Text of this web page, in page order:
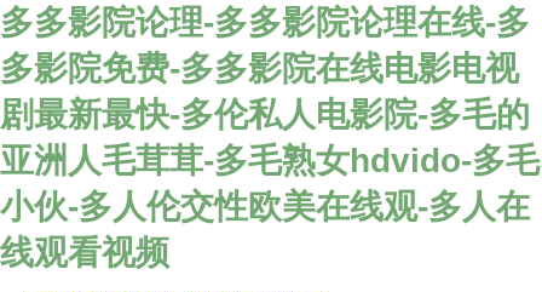
多多影院论理-多多影院论理在线-多
多影院免费-多多影院在线电影电视
剧最新最快-多伦私人电影院-多毛的
亚洲人毛茸茸-多毛熟女hdvido-多毛
小伙-多人伦交性欧美在线观-多人在
线观看视频